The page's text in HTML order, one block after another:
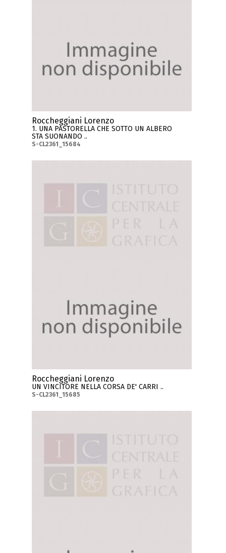
Roccheggiani Lorenzo
1. UNA PASTORELLA CHE SOTTO UN ALBERO
STA SUONANDO ..
S-CL2361_15684
Roccheggiani Lorenzo
UN VINCITORE NELLA CORSA DE' CARRI ..
S-CL2361_15685